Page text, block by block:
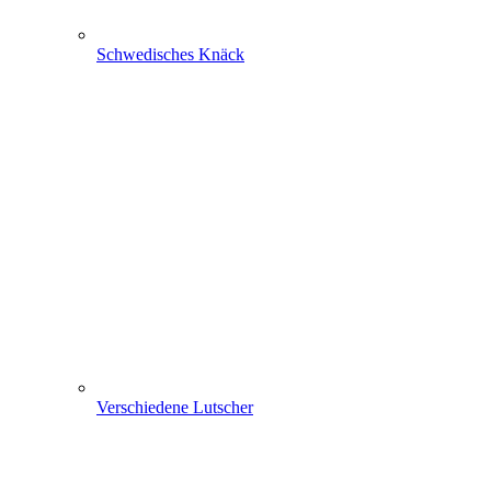
Schwedisches Knäck
Verschiedene Lutscher